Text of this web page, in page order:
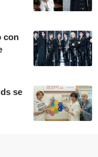
con
se